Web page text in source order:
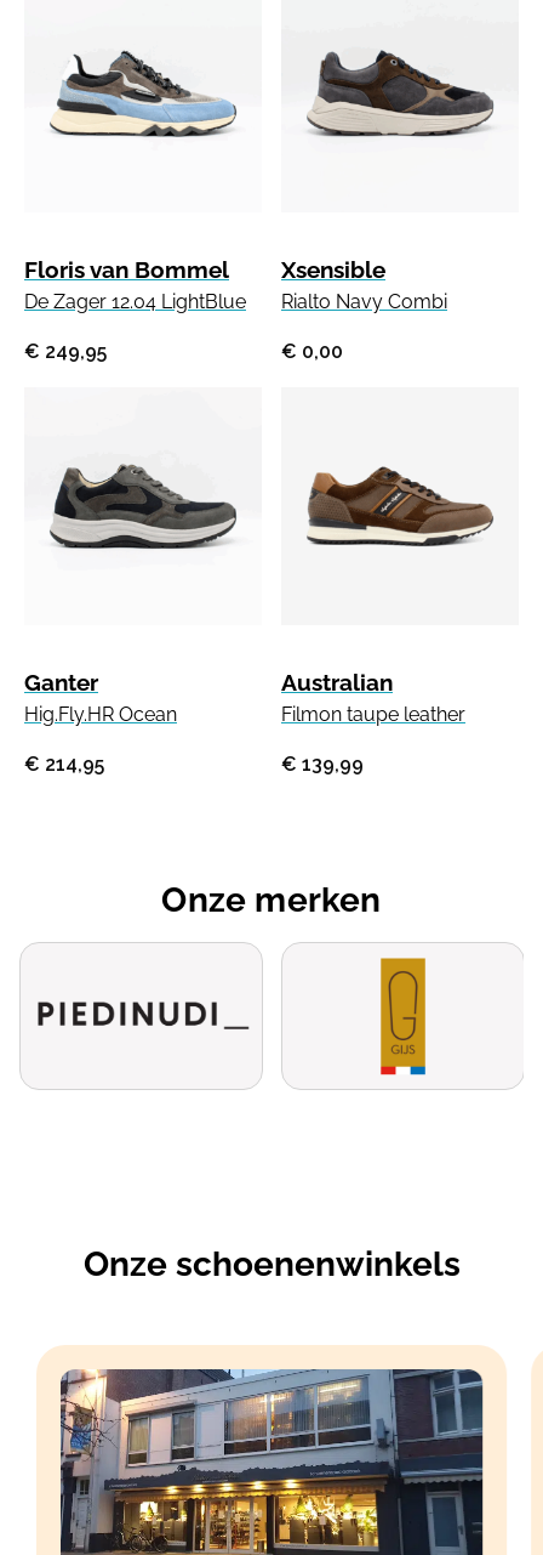
Floris van Bommel
De Zager 12.04 LightBlue
€ 249,95
Xsensible
Rialto Navy Combi
€ 0,00
Ganter
Hig.Fly.HR Ocean
€ 214,95
Australian
Filmon taupe leather
€ 139,99
Onze merken
Onze schoenenwinkels